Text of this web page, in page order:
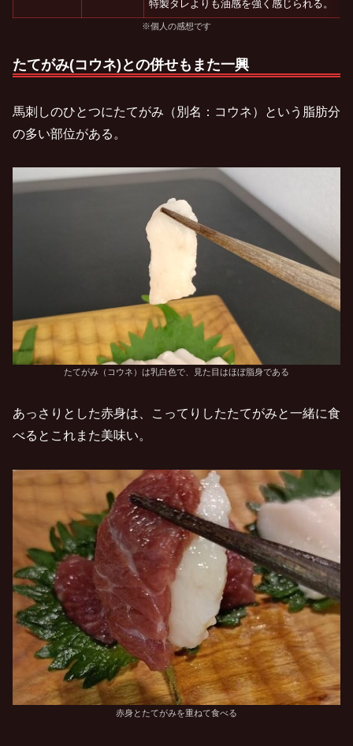
特製タレよりも油感を強く感じられる。
※個人の感想です
たてがみ(コウネ)との併せもまた一興
馬刺しのひとつにたてがみ（別名：コウネ）という脂肪分
の多い部位がある。
たてがみ（コウネ）は乳白色で、見た目はほぼ脂身である
あっさりとした赤身は、こってりしたたてがみと一緒に食
べるとこれまた美味い。
赤身とたてがみを重ねて食べる